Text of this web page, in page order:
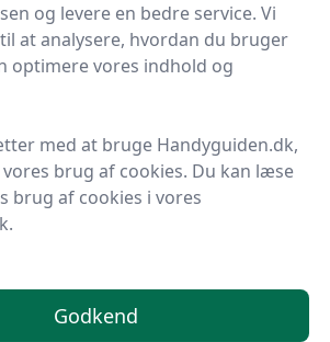
over de 8
i
og levere en bedre service. Vi
at analysere, hvordan du bruger
optimere vores indhold og
med at bruge Handyguiden.dk,
brug af cookies. Du kan læse
brug af cookies i vores
Godkend